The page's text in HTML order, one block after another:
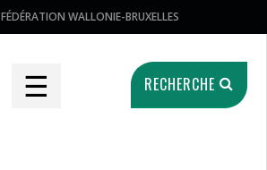
FÉDÉRATION WALLONIE-BRUXELLES
☰ RECHERCHE